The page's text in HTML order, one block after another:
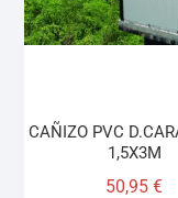
CAÑIZO PVC
1,5X3M
50,95€